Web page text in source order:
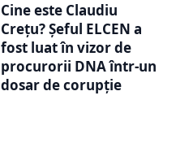
Cine este Claudiu
Crețu? Șeful ELCEN a
fost luat în vizor de
procurorii DNA într-un
dosar de corupție